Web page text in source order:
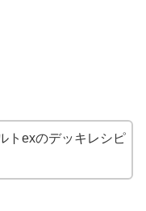
トexのデッキレシピ